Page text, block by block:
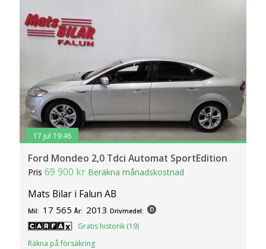
17 jul 19:46
Ford Mondeo 2,0 Tdci Automat SportEdition
Pris69 900 kr Beräkna månadskostnad
Mats Bilar i Falun AB
Mil: 17 565 År: 2013 Drivmedel:
Gratis historik (19)
Räkna på försäkring